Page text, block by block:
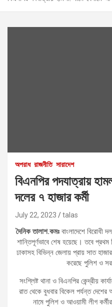
অপরাধ রাজনীতি সারাদেশ
বিএনপির পদযাত্রায়
দলের ৭ হাজার কর্মী
July 22, 2023 talas
দৈনিক তালাশ.কমঃবাংলাদেশে বিরোধী দল
শান্তিপূর্ণভাবে শেষ হয়েছে। তবে প্রথম
ঢাকাসহ বিভিন্ন জেলায় প্রায় সাত
করেছে পুলিশ ও
সংশ্লিষ্ট থানা ও বিএনপির কেন্দ্রীয়
রাত থেকে বুধবার বিকেল পর্যন্ত
নামে পুলিশ ও আওয়ামী লীগ